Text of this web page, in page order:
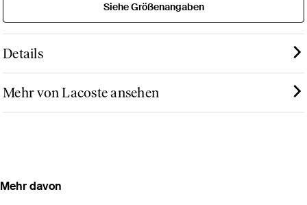
Siehe Größenangaben
Details
Mehr von Lacoste ansehen
Mehr davon